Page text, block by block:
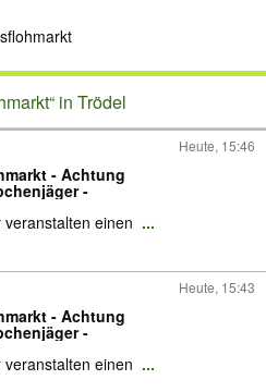
in Trödel
Heute, 15:46
- Achtung
-
veranstalten einen ...
Heute, 15:43
- Achtung
-
veranstalten einen ...